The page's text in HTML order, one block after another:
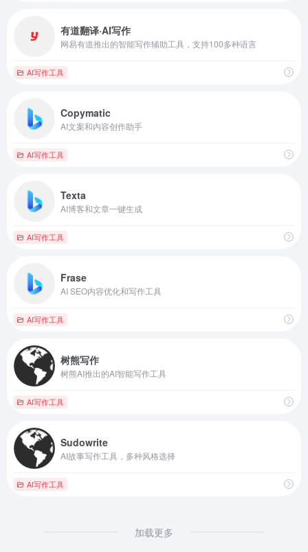
有道翻译·AI写作
网易有道推出的智能写作辅助工具，支持100多种语言
AI写作工具
Copymatic
AI文案和内容创作助手
AI写作工具
Texta
AI博客和文章一键生成
AI写作工具
Frase
AI SEO内容优化和写作工具
AI写作工具
树熊写作
树熊AI推出的AI智能写作工具
AI写作工具
Sudowrite
AI故事写作工具，多种风格选择
AI写作工具
加载更多